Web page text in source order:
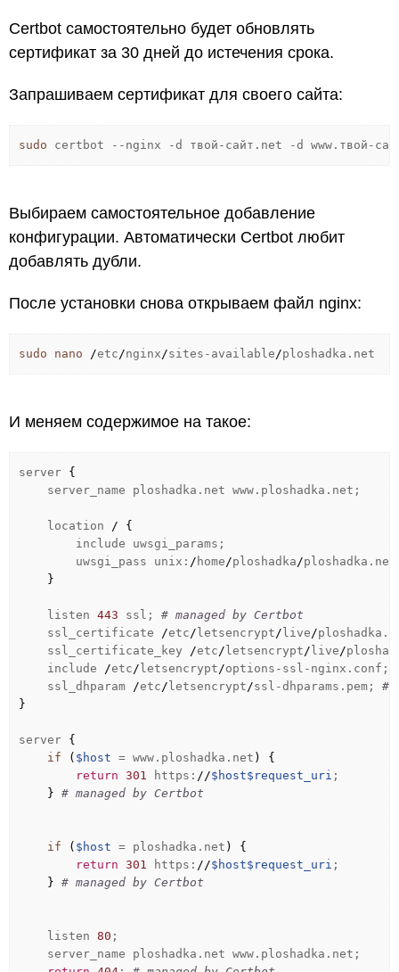
Certbot самостоятельно будет обновлять
сертификат за 30 дней до истечения срока.
Запрашиваем сертификат для своего сайта:
sudo certbot --nginx -d твой-сайт.net -d www.твой-
Выбираем самостоятельное добавление
конфигурации. Автоматически Certbot любит
добавлять дубли.
После установки снова открываем файл nginx:
sudo nano /etc/nginx/sites-available/ploshadka.net
И меняем содержимое на такое:
server {
server_name ploshadka.net www.ploshadka.net;
location /
{
include uwsgi_params;
uwsgi_pass unix: / home/ploshadka/ploshadka.net
}
listen 443 ssl; # managed by Certbot
ssl_certificate /etc/ letsencrypt/ live/
ssl_certificate_key /etc/ letsencrypt/ live/
include /etc/ letsencrypt/options-ssl-nginx.conf;
ssl_dhparam /etc/ letsencrypt/ssl-dhparams.pem; #
}
server {
if
( $host = www.ploshadka.net )
{
return 301 https: //$host$request_uri ;
} # managed by Certbot
if ( $host = ploshadka.net )
{
return 301 https: //$host$request_uri ;
} # managed by Certbot
listen 80 ;
server_name ploshadka.net www.ploshadka.net;